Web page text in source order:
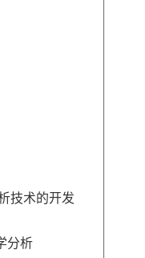
技术的开发
分析